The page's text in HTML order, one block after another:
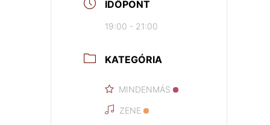
IDŐPONT
19:00 - 21:00
KATEGÓRIA
MINDENMÁS
ZENE